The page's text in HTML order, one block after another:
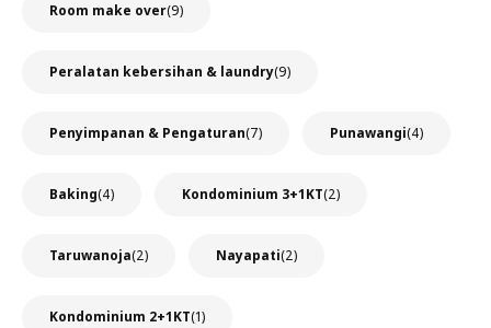
Room make over(9)
Peralatan kebersihan & laundry(9)
Penyimpanan & Pengaturan(7) Punawangi(4)
Baking(4) Kondominium 3+1KT(2)
Taruwanoja(2) Nayapati(2)
Kondominium 2+1KT(1)